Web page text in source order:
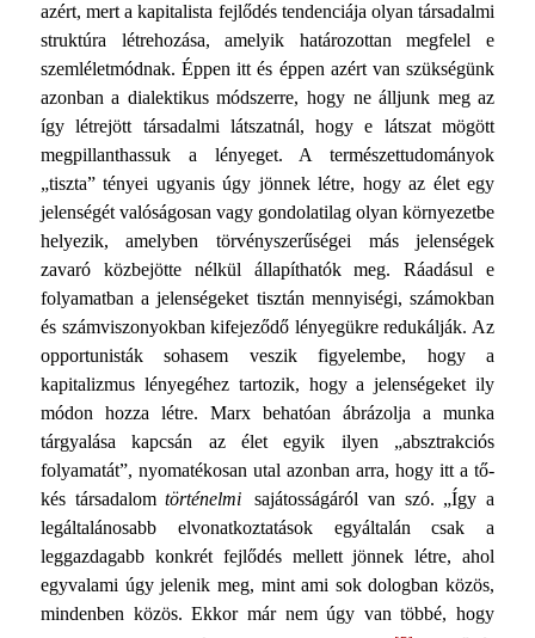
azért, mert a kapitalista fejlődés tendenciája olyan társadalmi
struktúra létrehozása, amelyik határozottan megfelel e
szemléletmódnak. Éppen itt és éppen azért van szükségünk
azon­ban a dialektikus módszerre, hogy ne álljunk meg az
így lét­rejött társadalmi látszatnál, hogy e látszat mögött
megpillanthassuk a lényeget. A természettudományok
„tiszta” tényei ugyanis úgy jönnek létre, hogy az élet egy
jelenségét valósá­gosan vagy gondolatilag olyan környezetbe
helyezik, amelyben törvényszerűségei más jelenségek
zavaró közbejötte nélkül ál­lapíthatók meg. Ráadásul e
folyamatban a jelenségeket tisz­tán mennyiségi, számokban
és számviszonyokban kifejeződő lényegükre redukálják. Az
opportunisták sohasem veszik fi­gyelembe, hogy a
kapitalizmus lényegéhez tartozik, hogy a je­lenségeket ily
módon hozza létre. Marx behatóan ábrázolja a munka
tárgyalása kapcsán az élet egyik ilyen „absztrakciós
folyamatát”, nyomatékosan utal azonban arra, hogy itt a tő­
kés társadalomtörténelmisajátosságáról van szó. „Így a
legáltalánosabb elvonatkoztatások egyáltalán csak a
leggazda­gabb konkrét fejlődés mellett jönnek létre, ahol
egyvalami úgy jelenik meg, mint ami sok dologban közös,
mindenben közös. Ekkor már nem úgy van többé, hogy